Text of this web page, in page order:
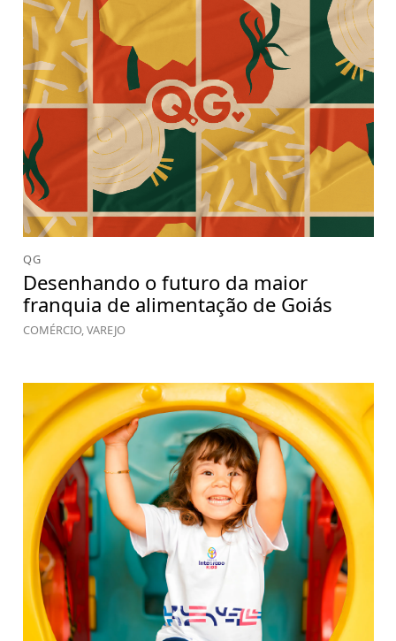
QG
Desenhando o futuro da maior
franquia de alimentação de Goiás
COMÉRCIO, VAREJO